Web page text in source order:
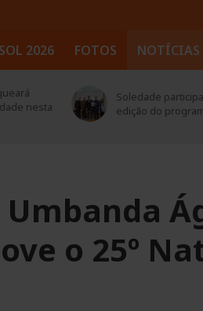
2026 FOTOS NOTÍCIAS
Soledade participa da
edição do programa Educa
o 25º